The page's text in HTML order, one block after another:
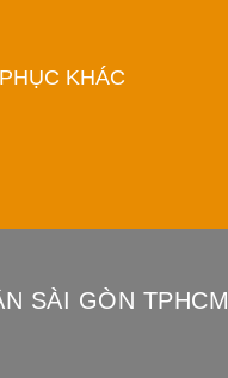
KHÁC
SÀI GÒN TPHCM